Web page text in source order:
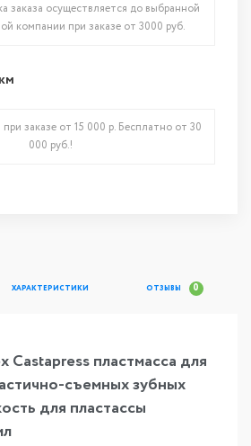
заказа осуществляется до выбранной
компании при заказе от 3000 руб.
заказе от 15 000 р. Бесплатно от 30
000 руб.!
ХАРАКТЕРИСТИКИ ОТЗЫВЫ 0
Castapress пластмасса для
съемных зубных
для пластассы